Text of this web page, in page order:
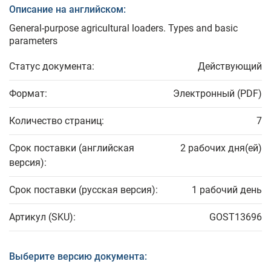
Описание на английском:
General-purpose agricultural loaders. Types and basic
parameters
Статус документа: Действующий
Формат: Электронный (PDF)
Количество страниц: 7
Срок поставки (английская
версия):
2 рабочих дня(ей)
Срок поставки (русская версия): 1 рабочий день
Артикул (SKU): GOST13696
Выберите версию документа: